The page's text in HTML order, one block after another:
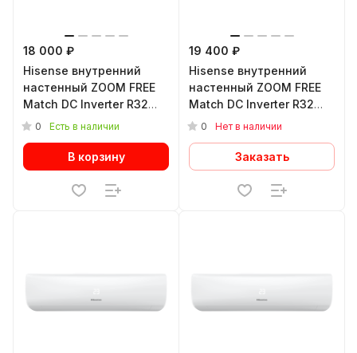
18 000 ₽
Hisense внутренний
настенный ZOOM FREE
Match DC Inverter R32
AMS-18UW4RXSKB01
0 Есть в наличии
В корзину
19 400 ₽
Hisense внутренний
настенный ZOOM FREE
Match DC Inverter R32
AMS-09UW4RYRKB01
0 Нет в наличии
Заказать